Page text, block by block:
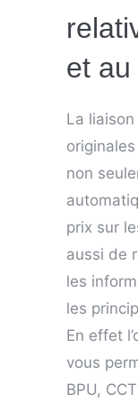
et au
La
non
prix sur
aussi de
les
les
En effet
vous
BPU,